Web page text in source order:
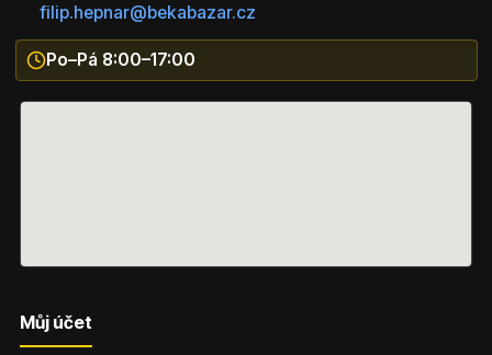
filip.hepnar@bekabazar.cz
Po–Pá 8:00–17:00
Můj účet